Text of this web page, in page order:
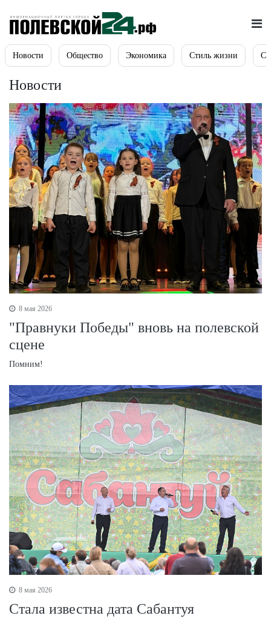
Новости Общество Экономика Стиль жизни
Новости
8 мая 2026
"Правнуки Победы" вновь на полевской
сцене
Помним!
8 мая 2026
Стала известна дата Сабантуя